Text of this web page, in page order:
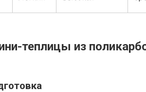
теплицы из